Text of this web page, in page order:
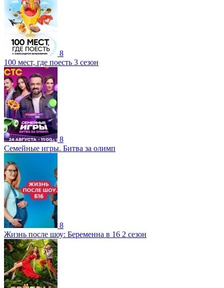
8
100 мест, где поесть 3 сезон
8
Семейные игры. Битва за олимп
8
Жизнь после шоу: Беременна в 16 2 сезон